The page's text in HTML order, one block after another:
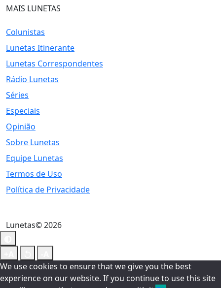
MAIS LUNETAS
Colunistas
Lunetas Itinerante
Lunetas Correspondentes
Rádio Lunetas
Séries
Especiais
Opinião
Sobre Lunetas
Equipe Lunetas
Termos de Uso
Política de Privacidade
Lunetas© 2026
We use cookies to ensure that we give you the best
experience on our website. If you continue to use this site